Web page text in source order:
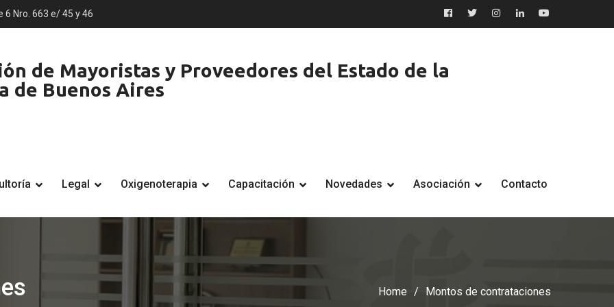
6 Nro. 663 e/ 45 y 46
Facebook
TwitterInstagram
LinkedInYouTube
de Mayoristas y Proveedores del Estado de la
de Buenos Aires
Legal Oxigenoterapia Capacitación Novedades Asociación Contacto
Home Montos de contrataciones